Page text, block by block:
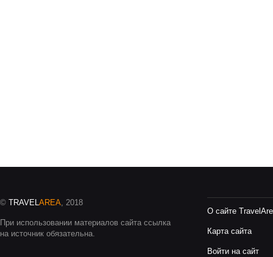
О сайте
Карта сайта
Войти на сайт
© TRAVELAREA, 2018
При использовании материалов сайта ссылка
на источник обязательна.